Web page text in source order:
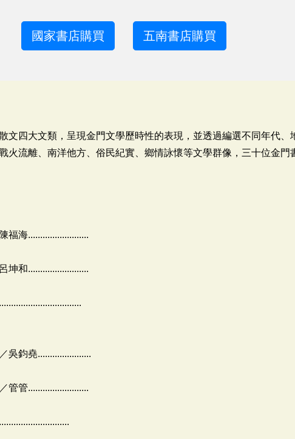
國家書店購買 五南書店購買
文四大文類，呈現金門文學歷時性的表現，並透過編選不同年代、
火流離、南洋他方、俗民紀實、鄉情詠懷等文學群像，三十位金門
福海.........................
坤和.........................
鈞堯......................
管管.........................